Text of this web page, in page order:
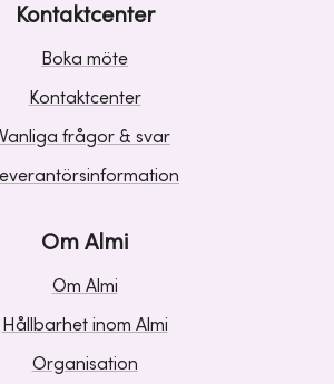
Kontaktcenter
Boka möte
Kontaktcenter
Vanliga frågor & svar
Om Almi
Om Almi
Hållbarhet inom Almi
Organisation